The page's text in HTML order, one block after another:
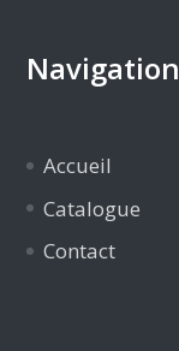
Navigation
Accueil
Catalogue
Contact